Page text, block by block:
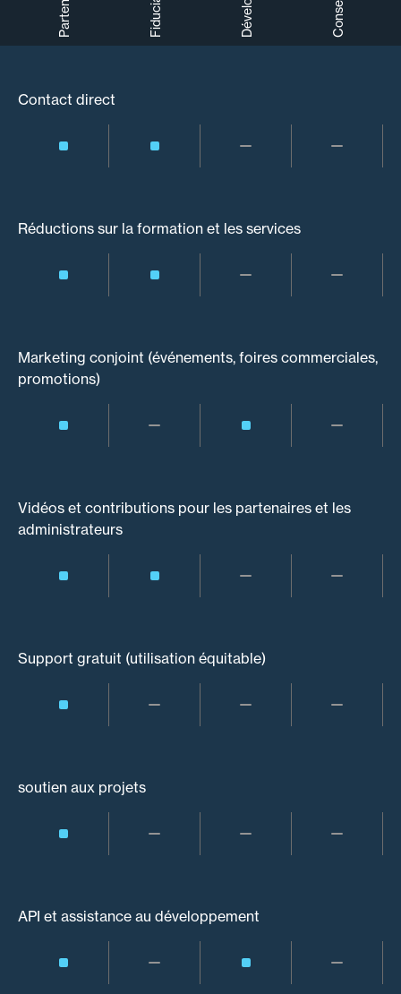
Contact direct
Réductions sur la formation et les services
Marketing conjoint (événements, foires commerciales,
promotions)
Vidéos et contributions pour les partenaires et les
administrateurs
Support gratuit (utilisation équitable)
soutien aux projets
API et assistance au développement